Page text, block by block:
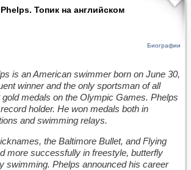
Топик на английском
Биографии
is an American swimmer born on June 30,
winner and the only sportsman of all
medals on the Olympic Games. Phelps
holder. He won medals both in
and swimming relays.
the Baltimore Bullet, and Flying
more successfully in freestyle, butterfly
swimming. Phelps announced his career